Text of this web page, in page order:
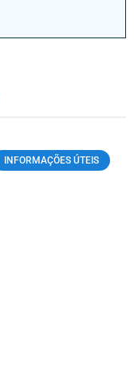
INFORMAÇÕES ÚTEIS